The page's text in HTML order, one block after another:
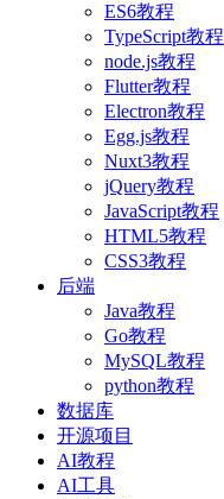
ES6教程
TypeScript教程
node.js教程
Flutter教程
Electron教程
Egg.js教程
Nuxt3教程
jQuery教程
JavaScript教程
HTML5教程
CSS3教程
后端
Java教程
Go教程
MySQL教程
python教程
数据库
开源项目
AI教程
AI工具